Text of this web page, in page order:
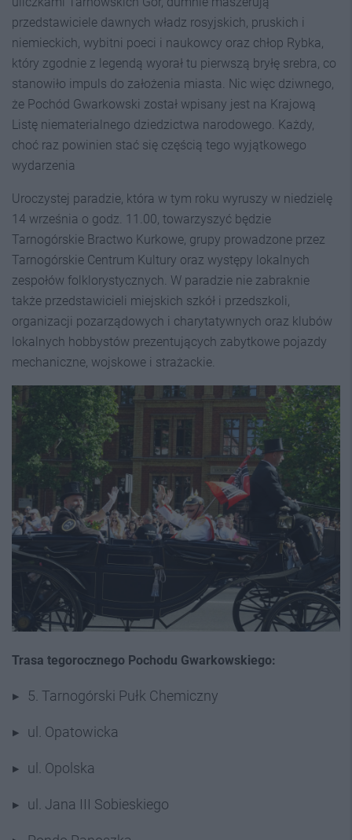
przedstawiciele dawnych władz rosyjskich, pruskich i
niemieckich, wybitni poeci i naukowcy oraz chłop Rybka,
który zgodnie z legendą wyorał tu pierwszą bryłę srebra, co
stanowiło impuls do założenia miasta. Nic więc dziwnego,
że Pochód Gwarkowski został wpisany jest na Krajową
Listę niematerialnego dziedzictwa narodowego. Każdy,
choć raz powinien stać się częścią tego wyjątkowego
wydarzenia
Uroczystej paradzie, która w tym roku wyruszy w niedzielę
14 września o godz. 11.00, towarzyszyć będzie
Tarnogórskie Bractwo Kurkowe, grupy prowadzone przez
Tarnogórskie Centrum Kultury oraz występy lokalnych
zespołów folklorystycznych. W paradzie nie zabraknie
także przedstawicieli miejskich szkół i przedszkoli,
organizacji pozarządowych i charytatywnych oraz klubów
lokalnych hobbystów prezentujących zabytkowe pojazdy
mechaniczne, wojskowe i strażackie.
Trasa tegorocznego Pochodu Gwarkowskiego:
5. Tarnogórski Pułk Chemiczny
ul. Opatowicka
ul. Opolska
ul. Jana III Sobieskiego